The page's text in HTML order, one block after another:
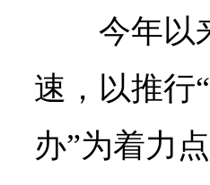
今年以
速，以推行
办”为着力